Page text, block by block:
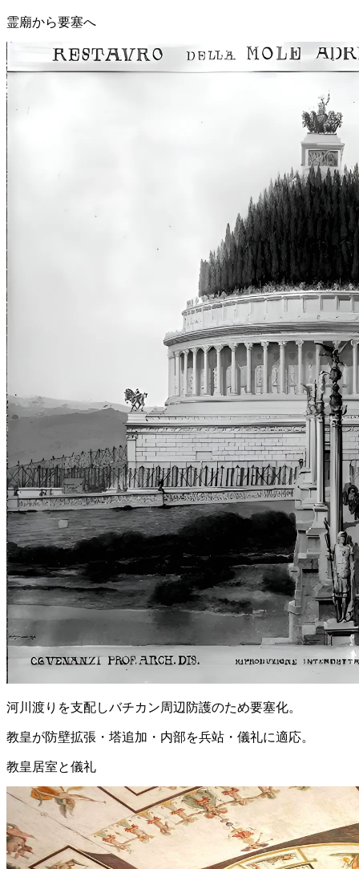
霊廟から要塞へ
河川渡りを支配しバチカン周辺防護のため要塞化。
教皇が防壁拡張・塔追加・内部を兵站・儀礼に適応。
教皇居室と儀礼